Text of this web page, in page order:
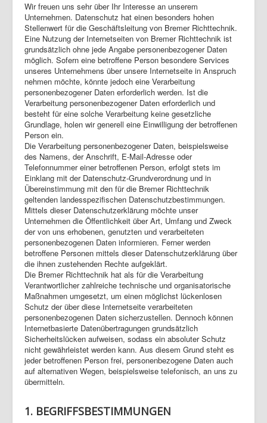
Wir freuen uns sehr über Ihr Interesse an unserem
Unternehmen. Datenschutz hat einen besonders hohen
Stellenwert für die Geschäftsleitung von Bremer Richttechnik.
Eine Nutzung der Internetseiten von Bremer Richttechnik ist
grundsätzlich ohne jede Angabe personenbezogener Daten
möglich. Sofern eine betroffene Person besondere Services
unseres Unternehmens über unsere Internetseite in Anspruch
nehmen möchte, könnte jedoch eine Verarbeitung
personenbezogener Daten erforderlich werden. Ist die
Verarbeitung personenbezogener Daten erforderlich und
besteht für eine solche Verarbeitung keine gesetzliche
Grundlage, holen wir generell eine Einwilligung der betroffenen
Person ein.
Die Verarbeitung personenbezogener Daten, beispielsweise
des Namens, der Anschrift, E-Mail-Adresse oder
Telefonnummer einer betroffenen Person, erfolgt stets im
Einklang mit der Datenschutz-Grundverordnung und in
Übereinstimmung mit den für die Bremer Richttechnik
geltenden landesspezifischen Datenschutzbestimmungen.
Mittels dieser Datenschutzerklärung möchte unser
Unternehmen die Öffentlichkeit über Art, Umfang und Zweck
der von uns erhobenen, genutzten und verarbeiteten
personenbezogenen Daten informieren. Ferner werden
betroffene Personen mittels dieser Datenschutzerklärung über
die ihnen zustehenden Rechte aufgeklärt.
Die Bremer Richttechnik hat als für die Verarbeitung
Verantwortlicher zahlreiche technische und organisatorische
Maßnahmen umgesetzt, um einen möglichst lückenlosen
Schutz der über diese Internetseite verarbeiteten
personenbezogenen Daten sicherzustellen. Dennoch können
Internetbasierte Datenübertragungen grundsätzlich
Sicherheitslücken aufweisen, sodass ein absoluter Schutz
nicht gewährleistet werden kann. Aus diesem Grund steht es
jeder betroffenen Person frei, personenbezogene Daten auch
auf alternativen Wegen, beispielsweise telefonisch, an uns zu
übermitteln.
1. BEGRIFFSBESTIMMUNGEN